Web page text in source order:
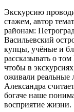
Экскурсию
стажем, автор
районам:
Васильевский
купцы, учёные и
рассказывать о
чтобы в
оживали реальные
Александра
богаче наше
восприятие жизни.